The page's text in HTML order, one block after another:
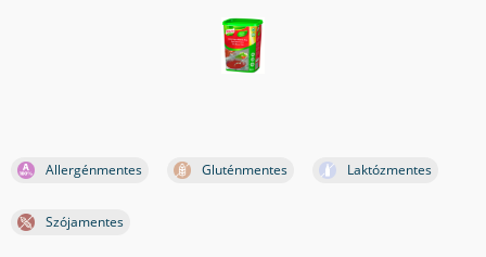
Allergénmentes Gluténmentes Laktózmentes
Szójamentes